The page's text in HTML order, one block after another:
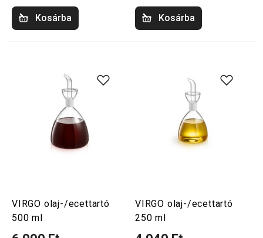
Kosárba Kosárba
VIRGO olaj-/ecettartó
500 ml
VIRGO olaj-/ecettartó
250 ml